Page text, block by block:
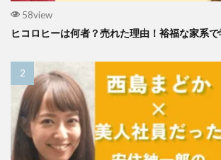
58view
ヒコロヒーは何者？売れた理由！裕福な家系で